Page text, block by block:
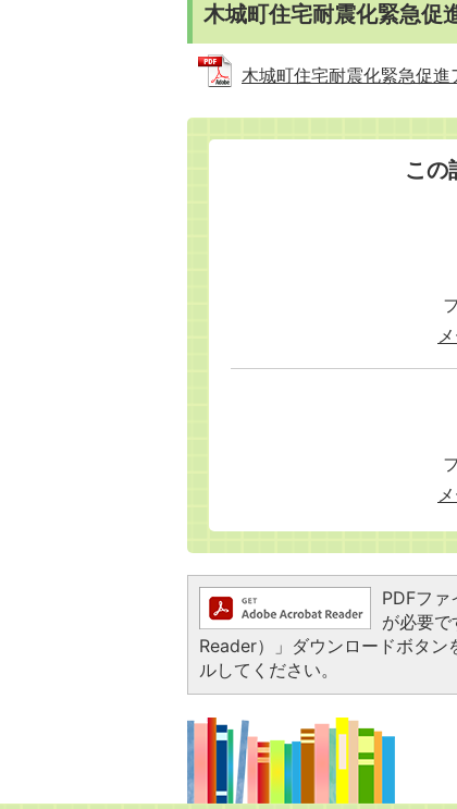
木城町住宅耐震化緊急促
木城町住宅耐震化緊急促
この
PDFフ
が必要
Reader）」ダウンロードボタ
ルしてください。